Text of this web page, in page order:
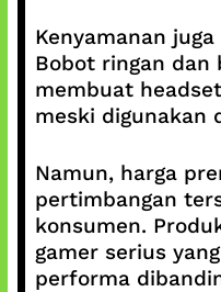
Kenyamanan
Bobot ringan dan
membuat
meski digunakan
Namun, harga
pertimbangan
konsumen.
gamer serius
performa